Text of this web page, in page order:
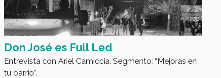
Don José es Full Led
Entrevista con Ariel Camiccia. Segmento: “Mejoras en
tu barrio”.